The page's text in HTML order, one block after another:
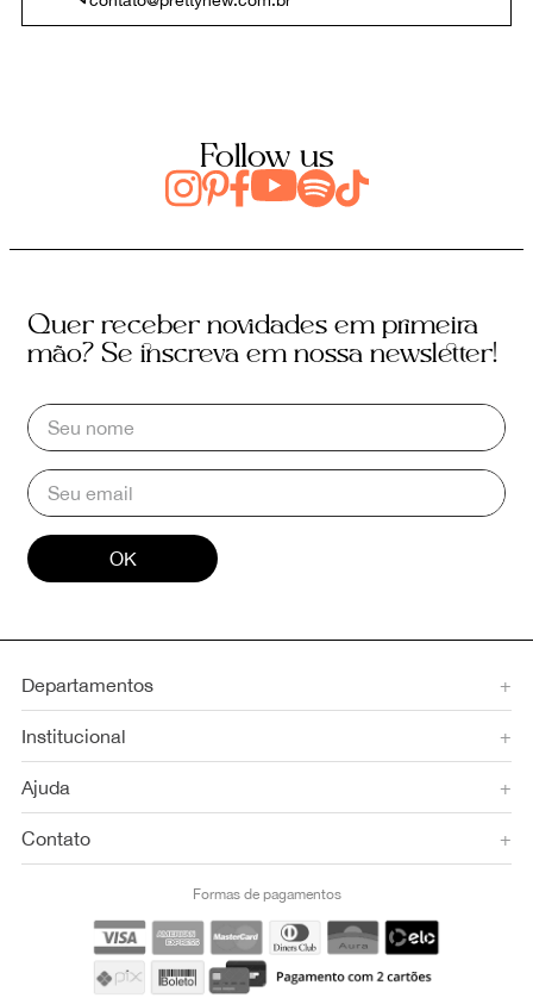
Follow us
Quer receber novidades em primeira
mão? Se inscreva em nossa newsletter!
OK
Departamentos +
Institucional +
Ajuda +
Contato +
Formas de pagamentos